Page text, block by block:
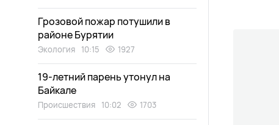
Грозовой пожар потушили в
районе Бурятии
Экология 10:15 1927
19-летний парень утонул на
Байкале
Происшествия 10:02 1703